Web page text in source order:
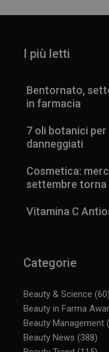
I più letti
Bentornato,
in farmacia
7 oli botanici
danneggiati
Cosmetica:
settembre torna
Vitamina C
Categorie
Beauty & Science (60)
Beauty in Farma
Beauty Management
Beauty News (388)